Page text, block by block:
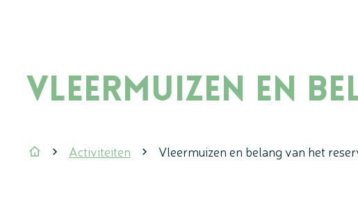
Vleermuizen en
StartpaginaActiviteiten Vleermuizen en belang van het